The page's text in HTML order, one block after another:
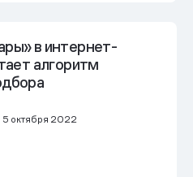
в интернет-
алгоритм
5 октября 2022